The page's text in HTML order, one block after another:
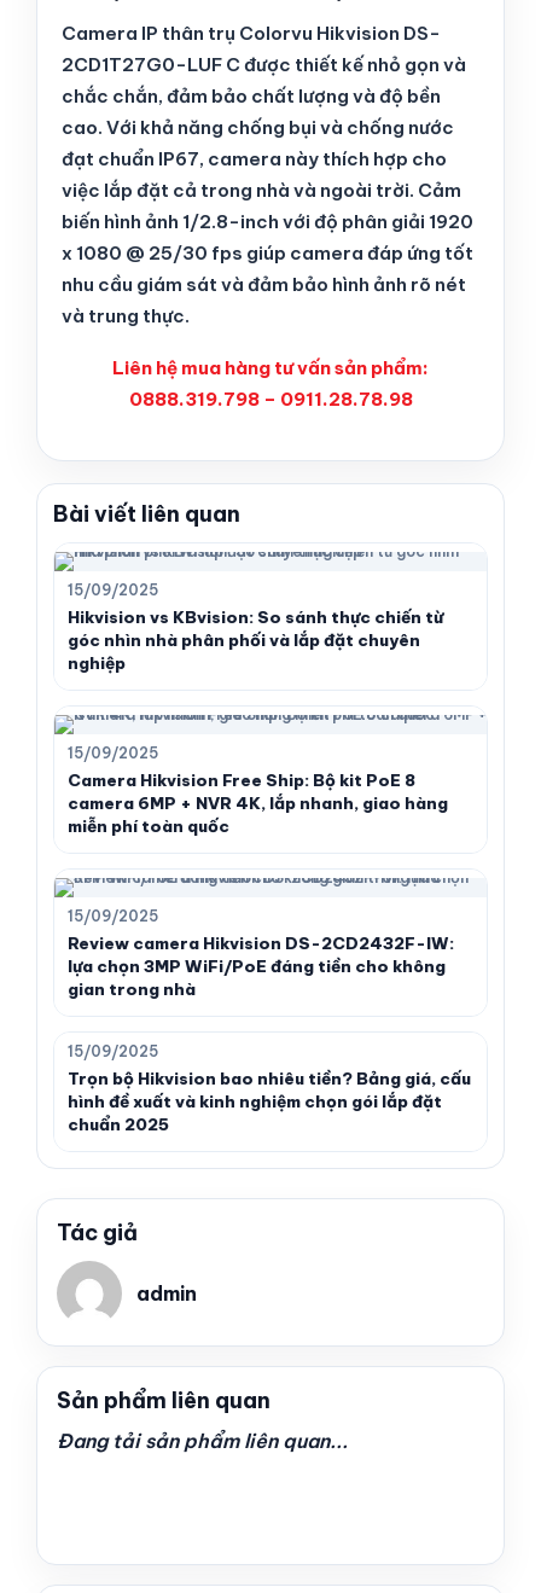
Camera IP thân trụ Colorvu Hikvision DS-
2CD1T27G0-LUF C được thiết kế nhỏ gọn và
chắc chắn, đảm bảo chất lượng và độ bền
cao. Với khả năng chống bụi và chống nước
đạt chuẩn IP67, camera này thích hợp cho
việc lắp đặt cả trong nhà và ngoài trời. Cảm
biến hình ảnh 1/2.8-inch với độ phân giải 1920
x 1080 @ 25/30 fps giúp camera đáp ứng tốt
nhu cầu giám sát và đảm bảo hình ảnh rõ nét
và trung thực.
Liên hệ mua hàng tư vấn sản phẩm:
0888.319.798 – 0911.28.78.98
Bài viết liên quan
15/09/2025
Hikvision vs KBvision: So sánh thực chiến từ
góc nhìn nhà phân phối và lắp đặt chuyên
nghiệp
15/09/2025
Camera Hikvision Free Ship: Bộ kit PoE 8
camera 6MP + NVR 4K, lắp nhanh, giao hàng
miễn phí toàn quốc
15/09/2025
Review camera Hikvision DS-2CD2432F-IW:
lựa chọn 3MP WiFi/PoE đáng tiền cho không
gian trong nhà
15/09/2025
Trọn bộ Hikvision bao nhiêu tiền? Bảng giá, cấu
hình đề xuất và kinh nghiệm chọn gói lắp đặt
chuẩn 2025
Tác giả
admin
Sản phẩm liên quan
Đang tải sản phẩm liên quan...